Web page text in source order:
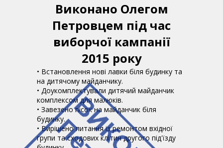
• Встановлення нові лавки біля будинку та
на дитячому майданчику.
• Доукомплектували дитячий майданчик
комплексом для малюків.
• Завезено пісок на майданчик біля
будинку.
• Вирішено питання із ремонтом вхідної
групи та сходових клітин другого під'їзду
Виконано Олегом
Петровцем під час
виборчої кампанії
2015 року